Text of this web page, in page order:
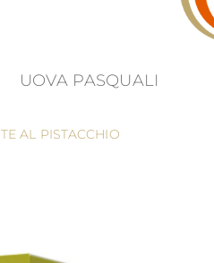
for Prodotti category
UOVA PASQUALI
AL PISTACCHIO